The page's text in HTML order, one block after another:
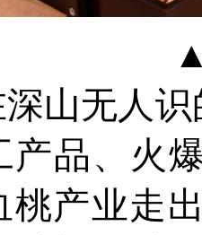
山无人
产品、火
桃产业走